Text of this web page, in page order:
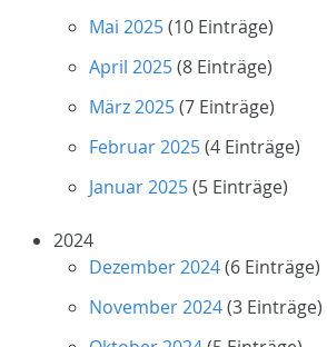
Mai 2025(10 Einträge)
April 2025(8 Einträge)
März 2025(7 Einträge)
Februar 2025(4 Einträge)
Januar 2025(5 Einträge)
2024
Dezember 2024(6 Einträge)
November 2024(3 Einträge)